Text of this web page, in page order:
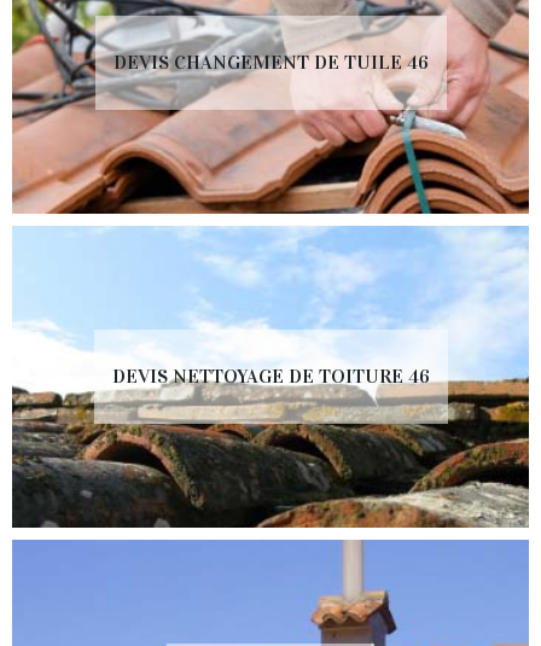
DEVIS CHANGEMENT DE TUILE 46
DEVIS NETTOYAGE DE TOITURE 46